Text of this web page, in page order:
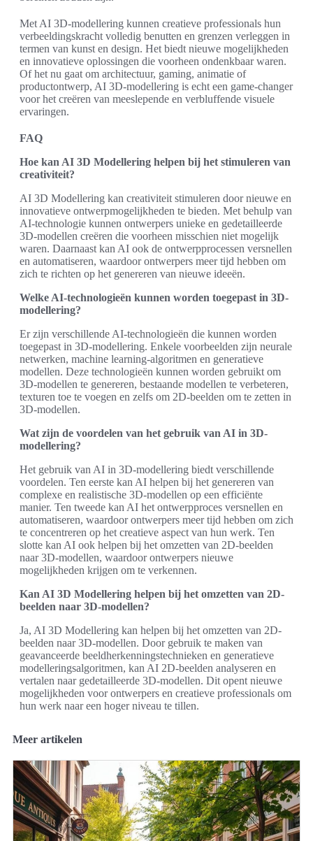
Met AI 3D-modellering kunnen creatieve professionals hun
verbeeldingskracht volledig benutten en grenzen verleggen in
termen van kunst en design. Het biedt nieuwe mogelijkheden
en innovatieve oplossingen die voorheen ondenkbaar waren.
Of het nu gaat om architectuur, gaming, animatie of
productontwerp, AI 3D-modellering is echt een game-changer
voor het creëren van meeslepende en verbluffende visuele
ervaringen.
FAQ
Hoe kan AI 3D Modellering helpen bij het stimuleren van
creativiteit?
AI 3D Modellering kan creativiteit stimuleren door nieuwe en
innovatieve ontwerpmogelijkheden te bieden. Met behulp van
AI-technologie kunnen ontwerpers unieke en gedetailleerde
3D-modellen creëren die voorheen misschien niet mogelijk
waren. Daarnaast kan AI ook de ontwerpprocessen versnellen
en automatiseren, waardoor ontwerpers meer tijd hebben om
zich te richten op het genereren van nieuwe ideeën.
Welke AI-technologieën kunnen worden toegepast in 3D-
modellering?
Er zijn verschillende AI-technologieën die kunnen worden
toegepast in 3D-modellering. Enkele voorbeelden zijn neurale
netwerken, machine learning-algoritmen en generatieve
modellen. Deze technologieën kunnen worden gebruikt om
3D-modellen te genereren, bestaande modellen te verbeteren,
texturen toe te voegen en zelfs om 2D-beelden om te zetten in
3D-modellen.
Wat zijn de voordelen van het gebruik van AI in 3D-
modellering?
Het gebruik van AI in 3D-modellering biedt verschillende
voordelen. Ten eerste kan AI helpen bij het genereren van
complexe en realistische 3D-modellen op een efficiënte
manier. Ten tweede kan AI het ontwerpproces versnellen en
automatiseren, waardoor ontwerpers meer tijd hebben om zich
te concentreren op het creatieve aspect van hun werk. Ten
slotte kan AI ook helpen bij het omzetten van 2D-beelden
naar 3D-modellen, waardoor ontwerpers nieuwe
mogelijkheden krijgen om te verkennen.
Kan AI 3D Modellering helpen bij het omzetten van 2D-
beelden naar 3D-modellen?
Ja, AI 3D Modellering kan helpen bij het omzetten van 2D-
beelden naar 3D-modellen. Door gebruik te maken van
geavanceerde beeldherkenningstechnieken en generatieve
modelleringsalgoritmen, kan AI 2D-beelden analyseren en
vertalen naar gedetailleerde 3D-modellen. Dit opent nieuwe
mogelijkheden voor ontwerpers en creatieve professionals om
hun werk naar een hoger niveau te tillen.
Meer artikelen